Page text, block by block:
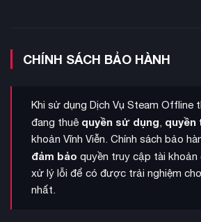
Lần đầu tiên trong lịch sử series,
CHÍNH SÁCH BẢO HÀNH
Khi sử dụng Dịch Vụ Steam Offline
đang thuê quyền sử dụng, quyền
khoản Vĩnh Viễn. Chính sách bảo
đảm bảo quyền truy cập tài
xử lý lỗi để có được trải nghiệm
nhất.